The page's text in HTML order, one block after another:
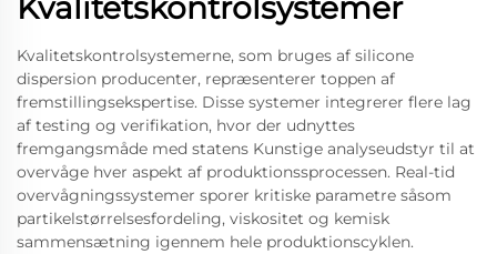
Kvalitetskontrolsystemer
Kvalitetskontrolsystemerne, som bruges af silicone
dispersion producenter, repræsenterer toppen af
fremstillingsekspertise. Disse systemer integrerer flere lag
af testing og verifikation, hvor der udnyttes
fremgangsmåde med statens Kunstige analyseudstyr til at
overvåge hver aspekt af produktionssprocessen. Real-tid
overvågningssystemer sporer kritiske parametre såsom
partikelstørrelsesfordeling, viskositet og kemisk
sammensætning igennem hele produktionscyklen.